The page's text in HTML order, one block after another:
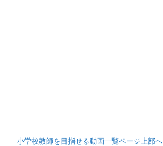
小学校教師を目指せる動画一覧ページ上部へ